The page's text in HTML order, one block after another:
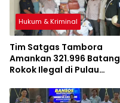
Hukum & Kriminal
Tim Satgas Tambora
Amankan 321.996 Batang
Rokok Ilegal di Pulau